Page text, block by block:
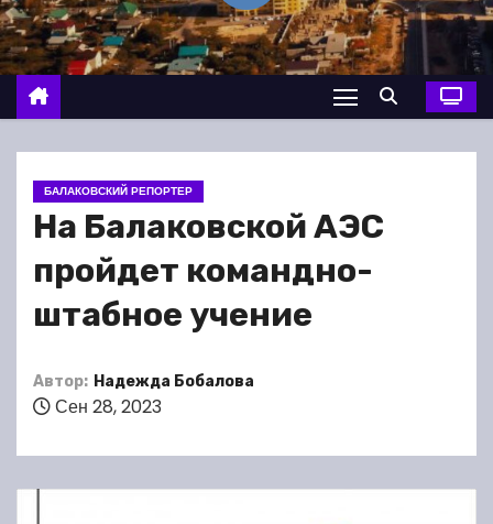
о
м
у
БАЛАКОВСКИЙ РЕПОРТЕР
На Балаковской АЭС
пройдет командно-
штабное учение
Автор: Надежда Бобалова
Сен 28, 2023